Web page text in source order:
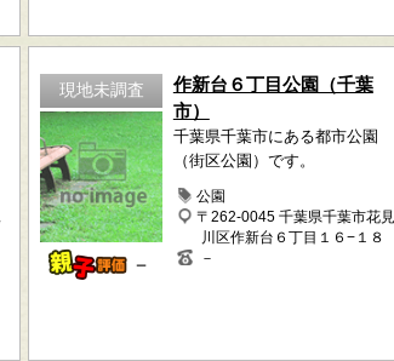
現地未調査
－
作新台６丁目公園（千葉
市）
千葉県千葉市にある都市公園
（街区公園）です。
公園
〒262-0045 千葉県千葉市花見
川区作新台６丁目１６−１８
－